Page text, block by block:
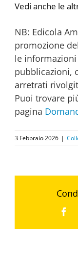
Vedi anche le
NB: Edicola
promozione
le informazioni
pubblicazioni,
arretrati
Puoi trovare
pagina
3 Febbraio 2026 |